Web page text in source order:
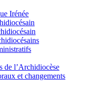
Irénée
de l’Archidiocèse
et changements